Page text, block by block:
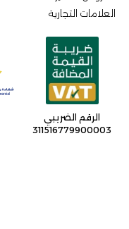
العلامات التجارية
الرقم الضريبي
311516779900003